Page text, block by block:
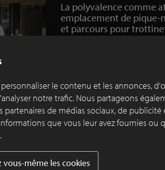
La polyvalence comme
emplacement de pique-
et parcours pour
lettres 'BOE', un
sous les arbres et un solarium
Lire plus
le contenu et les annonces,
notre trafic. Nous partageons
de médias sociaux, de
que vous leur avez fournies ou
vous-même les cookies